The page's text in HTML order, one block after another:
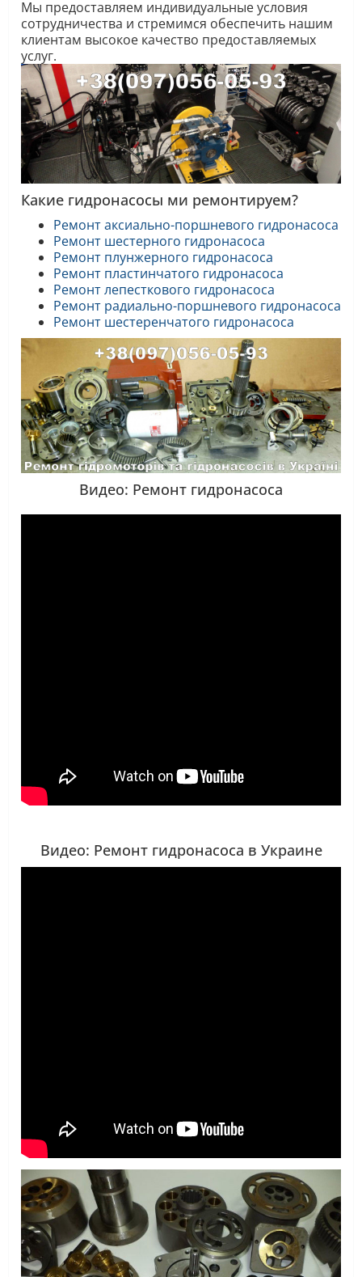
Мы предоставляем индивидуальные условия
сотрудничества и стремимся обеспечить нашим
клиентам высокое качество предоставляемых
услуг.
Какие гидронасосы ми ремонтируем?
Ремонт аксиально-поршневого гидронасоса
Ремонт шестерного гидронасоса
Ремонт плунжерного гидронасоса
Ремонт пластинчатого гидронасоса
Ремонт лепесткового гидронасоса
Ремонт радиально-поршневого гидронасоса
Ремонт шестеренчатого гидронасоса
Видео: Ремонт гидронасоса
Видео: Ремонт гидронасоса в Украине